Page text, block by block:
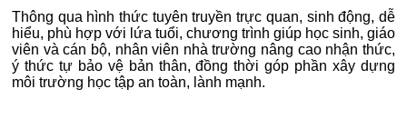
Thông qua hình thức tuyên truyền trực quan, sinh động, dễ
hiểu, phù hợp với lứa tuổi, chương trình giúp học sinh, giáo
viên và cán bộ, nhân viên nhà trường nâng cao nhận thức,
ý thức tự bảo vệ bản thân, đồng thời góp phần xây dựng
môi trường học tập an toàn, lành mạnh.